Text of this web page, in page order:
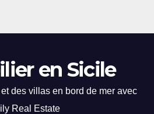
en Sicile
des villas en bord de mer avec
Real Estate